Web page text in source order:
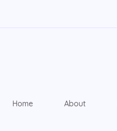
Home About